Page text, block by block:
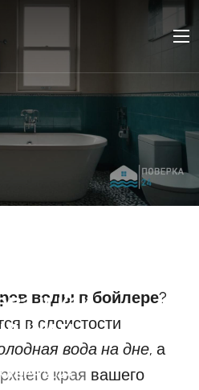
и как
2024
воды в бойлере?
в слоистости
вода на дне, а
края вашего